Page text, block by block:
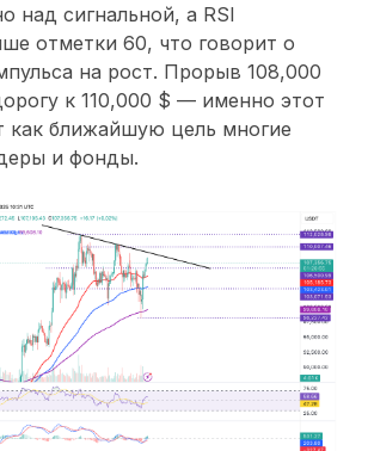
над сигнальной, а RSI
отметки 60, что говорит о
на рост. Прорыв 108,000
к 110,000 $ — именно этот
как ближайшую цель многие
и фонды.